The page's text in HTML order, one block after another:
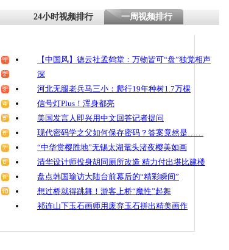
24小时视频排行 一周视频排行
【中国风】德云社孟鹤堂：万物皆可“盘”独觉相声
深
河北无腿老兵马三小：爬行19年种树1.7万棵
信号灯Plus！浑身都亮
美国发言人即兴用中文回答记者提问
现代密码学之父如何保存密码？答案竟然是……
“中华赏樱胜地”无锡太湖鼋头渚夜樱美如画
清华设计师投身胡同厕所改造 精力付出堪比建楼
盘点韩国瑜访大陆台前幕后的“精彩瞬间”
想过桥就得跳舞！游客上桥“魔性”起舞
祁连山下玉石画师用废弃玉石拼出精美画作